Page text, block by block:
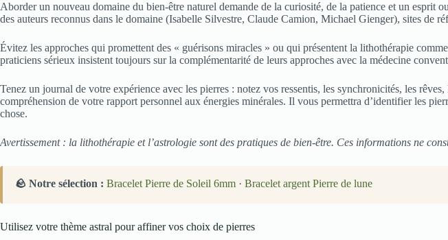
Aborder un nouveau domaine du bien-être naturel demande de la curiosité, de la patience et un esprit
des auteurs reconnus dans le domaine (Isabelle Silvestre, Claude Camion, Michael Gienger), sites de
Évitez les approches qui promettent des « guérisons miracles » ou qui présentent la lithothérapie
praticiens sérieux insistent toujours sur la complémentarité de leurs approches avec la médecine
Tenez un journal de votre expérience avec les pierres : notez vos ressentis, les synchronicités, les
compréhension de votre rapport personnel aux énergies minérales. Il vous permettra d’identifier les
chose.
Avertissement : la lithothérapie et l’astrologie sont des pratiques de bien-être. Ces informations ne
🪨 Notre sélection : Bracelet Pierre de Soleil 6mm · Bracelet argent Pierre de lune
Utilisez votre thème astral pour affiner vos choix de pierres